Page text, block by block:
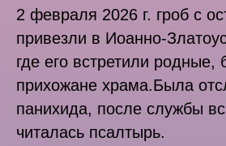
2 февраля 2026 г. гроб с
привезли в Иоанно-
где его встретили родные,
прихожане храма.Была
панихида, после службы
читалась псалтырь.